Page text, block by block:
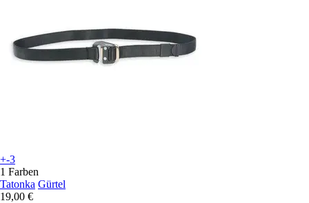
+-3
1 Farben
Tatonka Gürtel
19,00 €